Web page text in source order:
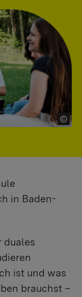
in Baden-
duales
ist und was
brauchst –